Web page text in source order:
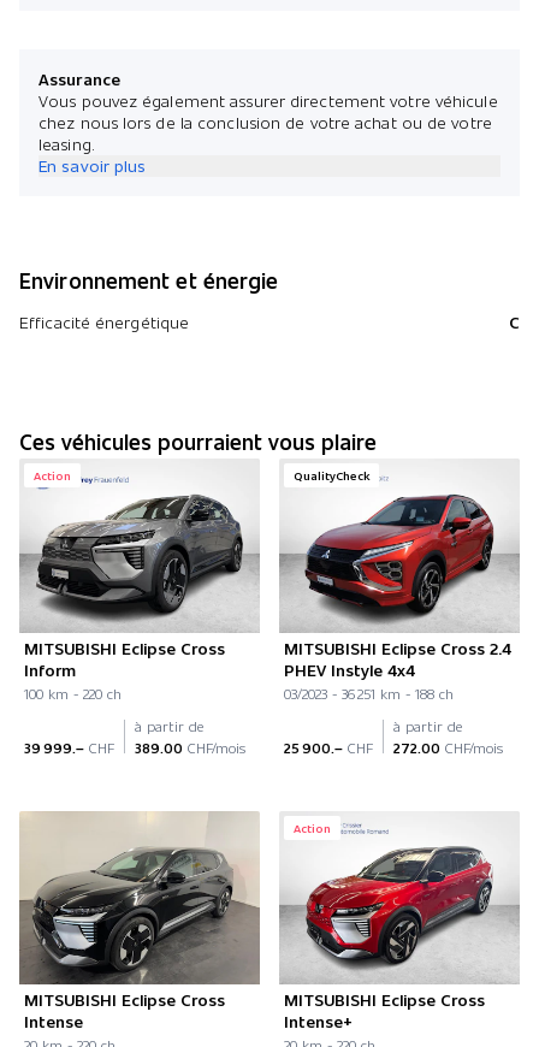
Assurance
Vous pouvez également assurer directement votre véhicule
chez nous lors de la conclusion de votre achat ou de votre
leasing.
En savoir plus
Environnement et énergie
Efficacité énergétique C
Ces véhicules pourraient vous plaire
Action
MITSUBISHI Eclipse Cross
Inform
100 km - 220 ch
39 999.– CHF
à partir de
389.00 CHF/mois
QualityCheck
MITSUBISHI Eclipse Cross 2.4
PHEV Instyle 4x4
03/2023 - 36 251 km - 188 ch
25 900.– CHF
à partir de
272.00 CHF/mois
MITSUBISHI Eclipse Cross
Intense
Action
MITSUBISHI Eclipse Cross
Intense+